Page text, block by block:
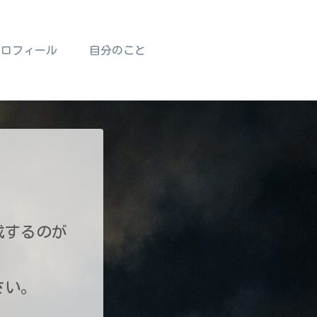
フィール 自分のこと
するのが
。